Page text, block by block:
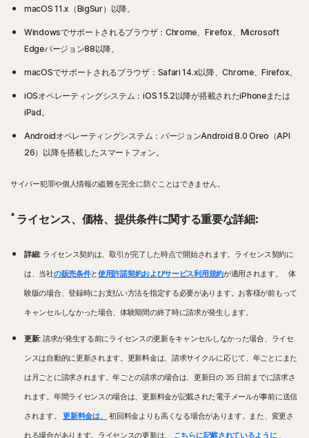
macOS 11.x（BigSur）以降。
Windowsでサポートされるブラウザ：Chrome、Firefox、Microsoft
Edgeバージョン88以降。
macOSでサポートされるブラウザ：Safari 14.x以降、Chrome、Firefox。
iOSオペレーティングシステム：iOS 15.2以降が搭載されたiPhoneまたは
iPad。
Androidオペレーティングシステム：バージョンAndroid 8.0 Oreo（API
26）以降を搭載したスマートフォン。
サイバー犯罪や個人情報の盗難を完全に防ぐことはできません。
* ライセンス、価格、提供条件に関する重要な詳細:
詳細: ライセンス契約は、取引が完了した時点で開始されます。ライセンス契約に
は、当社の販売条件と使用許諾契約およびサービス利用規約が適用されます。
体
験版の場合、登録時にお支払い方法を指定する必要があります。お客様が前もって
キャンセルしなかった場合、体験期間の終了時に請求が発生します。
更新: 請求が発生する前にライセンスの更新をキャンセルしなかった場合、ライセ
ンスは自動的に更新されます。更新料金は、請求サイクルに応じて、年ごとにまた
は月ごとに請求されます。年ごとの請求の場合は、更新日の 35 日前までに請求さ
れます。年間ライセンスの場合は、更新料金が記載された電子メールが事前に送信
されます。更新料金は、
初回料金よりも高くなる場合があります。また、変更さ
れる場合があります。ライセンスの更新は、 こちらに記載されているように、